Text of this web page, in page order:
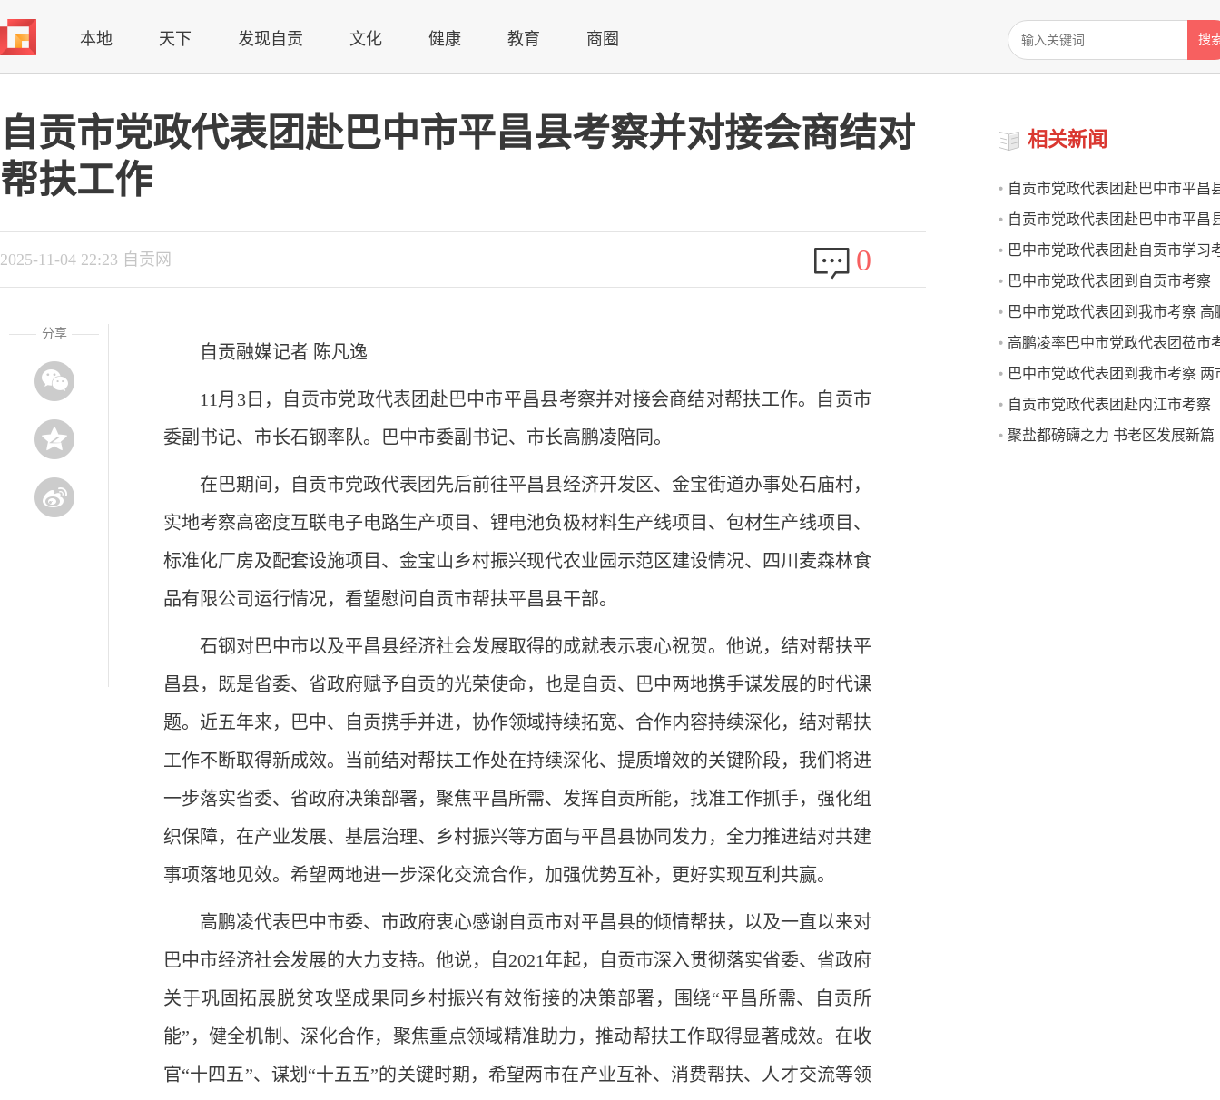
本地 天下 发现自贡 文化 健康 教育 商圈 搜
自贡市党政代表团赴巴中市平昌县考察并对接会商结对
帮扶工作
2025-11-04 22:23 自贡网 0
分享
自贡融媒记者 陈凡逸
11月3日，自贡市党政代表团赴巴中市平昌县考察并对接会商结对帮扶工作。自贡市
委副书记、市长石钢率队。巴中市委副书记、市长高鹏凌陪同。
在巴期间，自贡市党政代表团先后前往平昌县经济开发区、金宝街道办事处石庙村，
实地考察高密度互联电子电路生产项目、锂电池负极材料生产线项目、包材生产线项目、
标准化厂房及配套设施项目、金宝山乡村振兴现代农业园示范区建设情况、四川麦森林食
品有限公司运行情况，看望慰问自贡市帮扶平昌县干部。
石钢对巴中市以及平昌县经济社会发展取得的成就表示衷心祝贺。他说，结对帮扶平
昌县，既是省委、省政府赋予自贡的光荣使命，也是自贡、巴中两地携手谋发展的时代课
题。近五年来，巴中、自贡携手并进，协作领域持续拓宽、合作内容持续深化，结对帮扶
工作不断取得新成效。当前结对帮扶工作处在持续深化、提质增效的关键阶段，我们将进
一步落实省委、省政府决策部署，聚焦平昌所需、发挥自贡所能，找准工作抓手，强化组
织保障，在产业发展、基层治理、乡村振兴等方面与平昌县协同发力，全力推进结对共建
事项落地见效。希望两地进一步深化交流合作，加强优势互补，更好实现互利共赢。
高鹏凌代表巴中市委、市政府衷心感谢自贡市对平昌县的倾情帮扶，以及一直以来对
巴中市经济社会发展的大力支持。他说，自2021年起，自贡市深入贯彻落实省委、省政府
关于巩固拓展脱贫攻坚成果同乡村振兴有效衔接的决策部署，围绕“平昌所需、自贡所
能”，健全机制、深化合作，聚焦重点领域精准助力，推动帮扶工作取得显著成效。在收
官“十四五”、谋划“十五五”的关键时期，希望两市在产业互补、消费帮扶、人才交流等领
相关新闻
自贡市党政代表团赴巴中市平昌
流并深化结对帮扶工作
自贡市党政代表团赴巴中市平昌
商结对帮扶工作
巴中市党政代表团赴自贡市学习
鹏凌率队 石钢陪同
巴中市党政代表团到自贡市考察
巴中市党政代表团到我市考察 高
在岗参加 曾洪扬谭豹徐其斌分别
高鹏凌率巴中市党政代表团莅市
巴中市党政代表团到我市考察 两
《共建工业协作示范园框架协议
自贡市党政代表团赴内江市考察
聚盐都磅礴之力 书老区发展新